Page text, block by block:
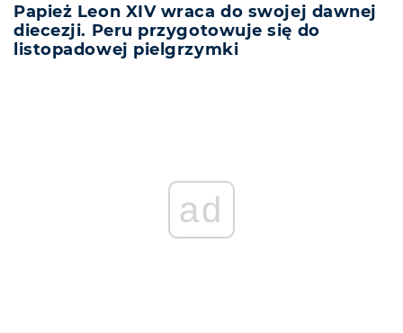
Papież Leon XIV wraca do swojej dawnej
diecezji. Peru przygotowuje się do
listopadowej pielgrzymki
ad